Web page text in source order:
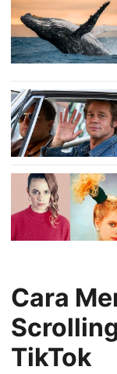
Cara
TikTok